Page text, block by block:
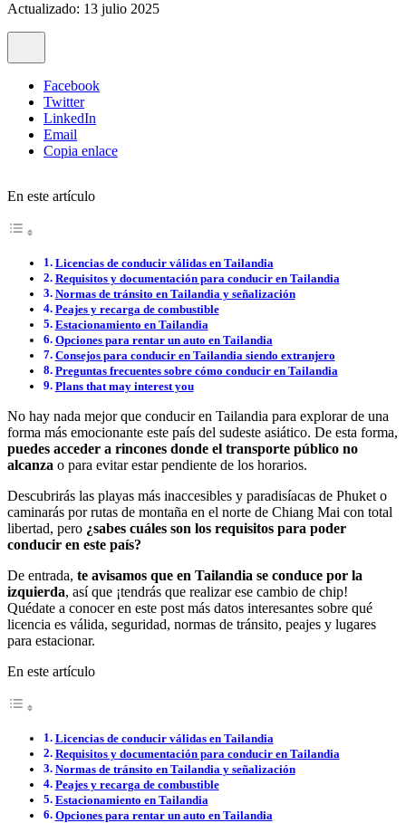
Actualizado: 13 julio 2025
Facebook
Twitter
LinkedIn
Email
Copia enlace
En este artículo
Licencias de conducir válidas en Tailandia
Requisitos y documentación para conducir en Tailandia
Normas de tránsito en Tailandia y señalización
Peajes y recarga de combustible
Estacionamiento en Tailandia
Opciones para rentar un auto en Tailandia
Consejos para conducir en Tailandia siendo extranjero
Preguntas frecuentes sobre cómo conducir en Tailandia
Plans that may interest you
No hay nada mejor que conducir en Tailandia para explorar de una
forma más emocionante este país del sudeste asiático. De esta forma,
puedes acceder a rincones donde el transporte público no
alcanza o para evitar estar pendiente de los horarios.
Descubrirás las playas más inaccesibles y paradisíacas de Phuket o
caminarás por rutas de montaña en el norte de Chiang Mai con total
libertad, pero ¿sabes cuáles son los requisitos para poder
conducir en este país?
De entrada, te avisamos que en Tailandia se conduce por la
izquierda, así que ¡tendrás que realizar ese cambio de chip!
Quédate a conocer en este post más datos interesantes sobre qué
licencia es válida, seguridad, normas de tránsito, peajes y lugares
para estacionar.
En este artículo
Licencias de conducir válidas en Tailandia
Requisitos y documentación para conducir en Tailandia
Normas de tránsito en Tailandia y señalización
Peajes y recarga de combustible
Estacionamiento en Tailandia
Opciones para rentar un auto en Tailandia